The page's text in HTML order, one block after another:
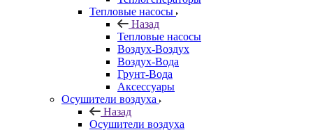
Тепловые насосы
Назад
Тепловые насосы
Воздух-Воздух
Воздух-Вода
Грунт-Вода
Аксессуары
Осушители воздуха
Назад
Осушители воздуха